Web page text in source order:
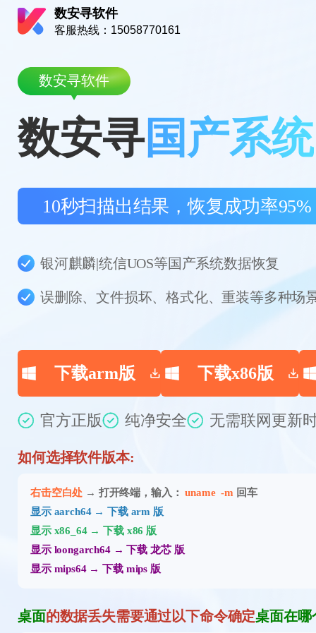
数安寻软件
客服热线：15058770161
数安寻国产系统
数安寻软件
10秒扫描出结果，恢复成功率95%
银河麒麟|统信UOS等国产系统数据恢复
误删除、文件损坏、格式化、重装等多种场
下载arm版 下载x86版
官方正版 纯净安全 无需联网更新
如何选择软件版本:
右击空白处 → 打开终端，输入：uname -m 回车
显示 aarch64 → 下载 arm 版
显示 x86_64 → 下载 x86 版
显示 loongarch64 → 下载 龙芯 版
显示 mips64 → 下载 mips 版
桌面的数据丢失需要通过以下命令确定桌面在哪